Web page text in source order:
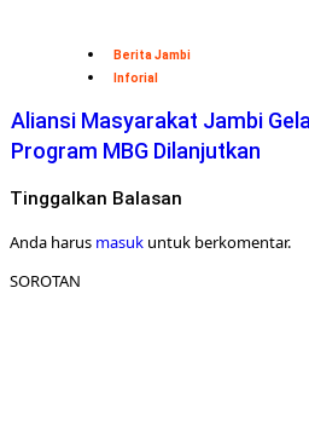
Berita Jambi
Inforial
Aliansi Masyarakat Jambi
Program MBG Dilanjutkan
Tinggalkan Balasan
Anda harus masuk untuk berkomentar.
SOROTAN